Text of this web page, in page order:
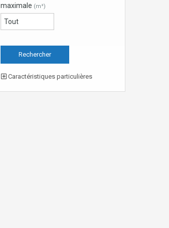
maximale (m²)
Caractéristiques particulières